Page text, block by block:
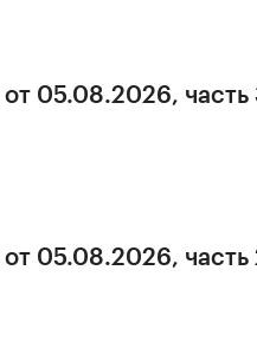
05.08.2026, часть
05.08.2026, часть